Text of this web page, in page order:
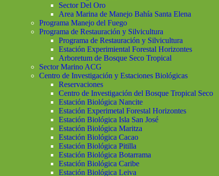
Sector Del Oro
Area Marina de Manejo Bahía Santa Elena
Programa Manejo del Fuego
Programa de Restauración y Silvicultura
Programa de Restauración y Silvicultura
Estación Experimiental Forestal Horizontes
Arboretum de Bosque Seco Tropical
Sector Marino ACG
Centro de Investigación y Estaciones Biológicas
Reservaciones
Centro de Investigación del Bosque Tropical Seco
Estación Biológica Nancite
Estación Experimetal Forestal Horizontes
Estación Biológica Isla San José
Estación Biológica Maritza
Estación Biológica Cacao
Estación Biológica Pitilla
Estación Biológica Botarrama
Estación Biológica Caribe
Estación Biológica Leiva